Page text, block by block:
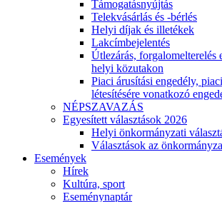
Támogatásnyújtás
Telekvásárlás és -bérlés
Helyi díjak és illetékek
Lakcímbejelentés
Útlezárás, forgalomelterelés
helyi közutakon
Piaci árusítási engedély,
létesítésére vonatkozó
NÉPSZAVAZÁS
Egyesített választások 2026
Helyi önkormányzati
Választások az
Események
Hírek
Kultúra, sport
Eseménynaptár